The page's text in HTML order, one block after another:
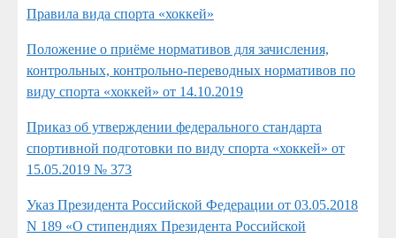
Правила вида спорта «хоккей»
Положение о приёме нормативов для зачисления,
контрольных, контрольно-переводных нормативов по
виду спорта «хоккей» от 14.10.2019
Приказ об утверждении федерального стандарта
спортивной подготовки по виду спорта «хоккей» от
15.05.2019 № 373
Указ Президента Российской Федерации от 03.05.2018
N 189 «О стипендиях Президента Российской